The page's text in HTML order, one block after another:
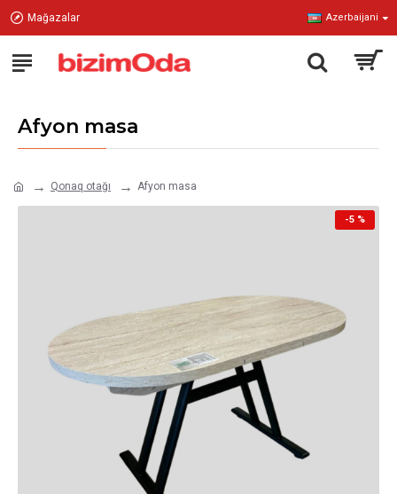
Mağazalar Azerbaijani
Qonaq otağı Afyon masa
Afyon masa
-5 %